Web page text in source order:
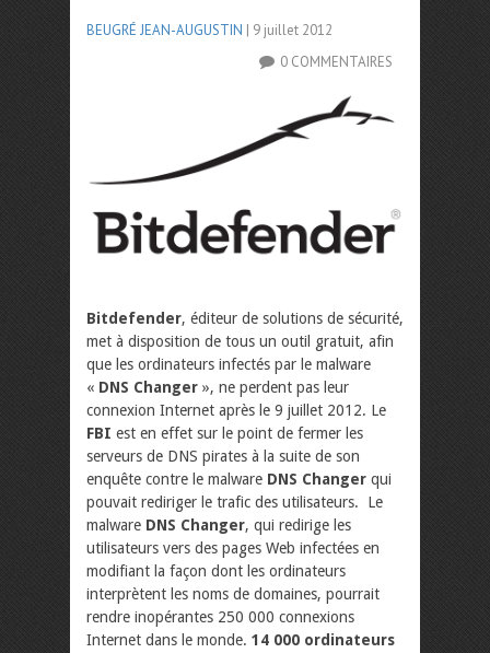
BEUGRÉ JEAN-AUGUSTIN | 9 juillet 2012
0 COMMENTAIRES
Bitdefender, éditeur de solutions de sécurité,
met à disposition de tous un outil gratuit, afin
que les ordinateurs infectés par le malware
« DNS Changer », ne perdent pas leur
connexion Internet après le 9 juillet 2012. Le
FBI est en effet sur le point de fermer les
serveurs de DNS pirates à la suite de son
enquête contre le malware DNS Changer qui
pouvait rediriger le trafic des utilisateurs. Le
malware DNS Changer, qui redirige les
utilisateurs vers des pages Web infectées en
modifiant la façon dont les ordinateurs
interprètent les noms de domaines, pourrait
rendre inopérantes 250 000 connexions
Internet dans le monde. 14 000 ordinateurs